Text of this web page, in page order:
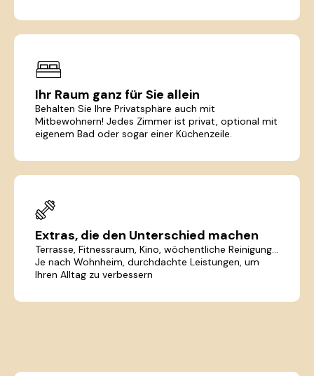
Ihr Raum ganz für Sie allein
Behalten Sie Ihre Privatsphäre auch mit
Mitbewohnern! Jedes Zimmer ist privat, optional mit
eigenem Bad oder sogar einer Küchenzeile.
Extras, die den Unterschied machen
Terrasse, Fitnessraum, Kino, wöchentliche Reinigung...
Je nach Wohnheim, durchdachte Leistungen, um
Ihren Alltag zu verbessern